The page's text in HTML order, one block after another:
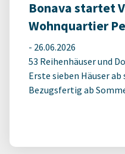
Bonava startet
Wohnquartier
- 26.06.2026
53 Reihenhäuser und
Erste sieben Häuser
Bezugsfertig ab